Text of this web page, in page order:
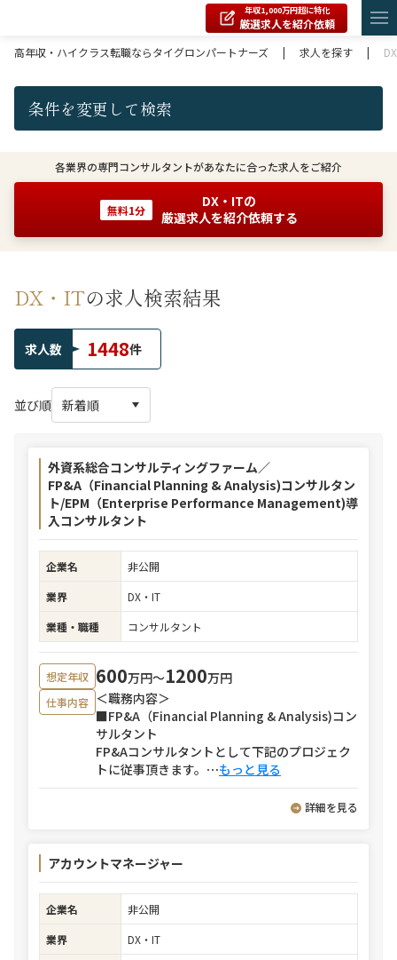
年収1,000万円超に特化
厳選求人を紹介依頼
高年収・ハイクラス転職ならタイグロンパートナーズ
| 求人を探す |
条件を変更して検索
各業界の専門コンサルタントがあなたに合った求人をご紹介
無料1分
DX・ITの
厳選求人を紹介依頼する
DX・ITの求人検索結果
求人数 1448件
並び順
外資系総合コンサルティングファーム／
FP&A（Financial Planning & Analysis)コンサルタン
ト/EPM（Enterprise Performance Management)導
入コンサルタント
企業名
非公開
業界
DX・IT
業種・職種
コンサルタント
想定年収 600万円〜1200万円
仕事内容 ＜職務内容＞
■FP&A（Financial Planning & Analysis)コン
サルタント
FP&Aコンサルタントとして下記のプロジェク
トに従事頂きます。 ⋯もっと見る
詳細を見る
アカウントマネージャー
企業名
非公開
業界
DX・IT